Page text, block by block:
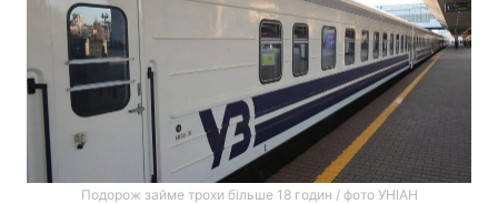
Подорож займе трохи більше 18 годин / фото УНІАН